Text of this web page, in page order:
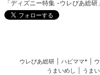
「ディズニー特集 -ウレぴあ総
ウレぴあ総研 ハピママ*
うまいめし
うま